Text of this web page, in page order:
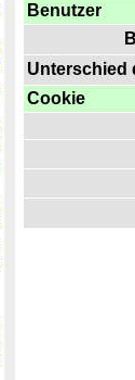
Benutzer
Unterschied
Cookie